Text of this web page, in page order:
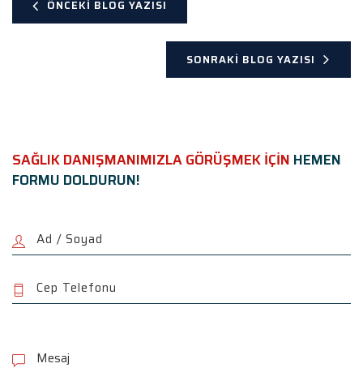
ÖNCEKI BLOG YAZISI
SONRAKI BLOG YAZISI
SAĞLIK DANIŞMANIMIZLA GÖRÜŞMEK İÇİN HEMEN
FORMU DOLDURUN!
l
e